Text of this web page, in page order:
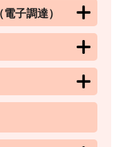
子調達）